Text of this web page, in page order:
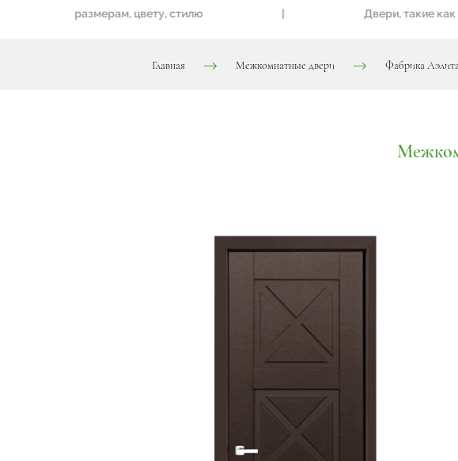
к размерам, цвету, стилю Двери, такие как я
Главная Межкомнатные двери Фабрика